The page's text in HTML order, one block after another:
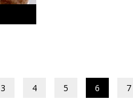
3 4 5 6 7